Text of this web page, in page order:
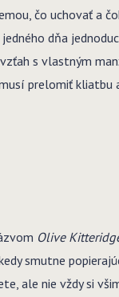
čo uchovať a
dňa
s vlastným
prelomiť kliatbu
Olive
smutne
ale nie vždy si